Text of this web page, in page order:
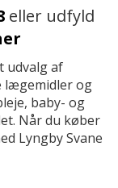
eller udfyld
udvalg af
lægemidler og
baby- og
Når du køber
Lyngby Svane